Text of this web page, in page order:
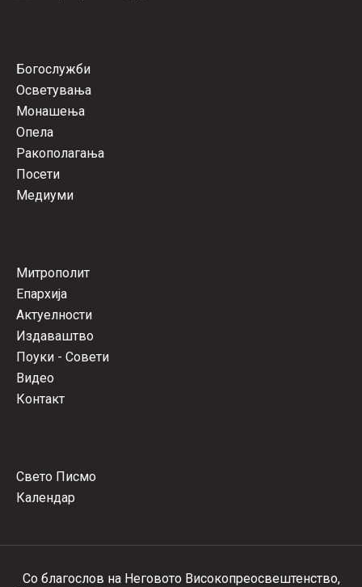
Богослужби
Осветувања
Монашења
Опела
Ракополагања
Посети
Медиуми
Митрополит
Епархија
Актуелности
Издаваштво
Поуки - Совети
Видео
Контакт
Свето Писмо
Календар
Со благослов на Неговото Високопреосвештенство,